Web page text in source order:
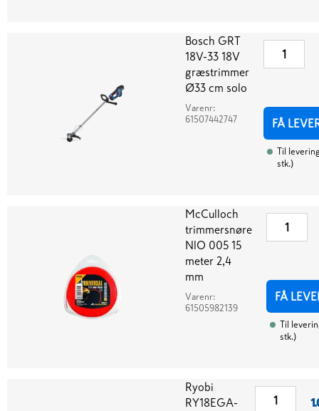
Bosch GRT
18V-33 18V
græstrimmer
Ø33 cm solo
Varenr:
61507442747
FÅ
Til
stk.)
McCulloch
trimmersnøre
NlO 005 15
meter 2,4
mm
Varenr:
61505982139
FÅ
Til
stk.)
Ryobi
RY18EGA-